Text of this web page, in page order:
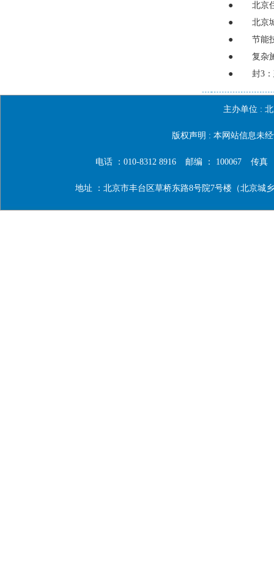
北京
●
北京
●
节能
●
复杂
●
封3
●
主办单位 :
版权声明 : 本网站信息未
电话 ：010-8312 8916 邮编 ： 100067 传真
地址 ：北京市丰台区草桥东路8号院7号楼（北京城